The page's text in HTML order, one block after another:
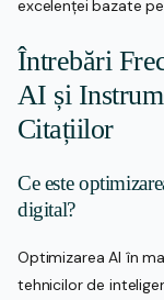
excelenței bazate pe
Întrebări
AI și
Citațiilor
Ce este
digital?
Optimizarea AI în
tehnicilor de